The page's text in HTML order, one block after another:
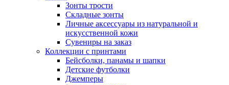
Зонты трости
Складные зонты
Личные аксессуары из натуральной и
искусственной кожи
Сувениры на заказ
Коллекции с принтами
Бейсболки, панамы и шапки
Детские футболки
Джемперы